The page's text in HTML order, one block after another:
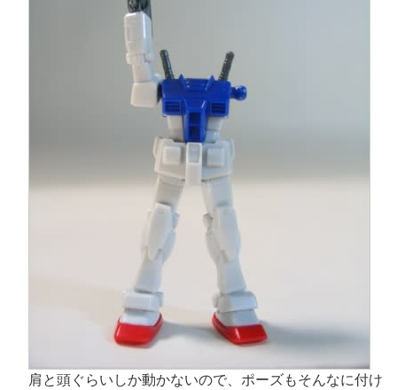
肩と頭ぐらいしか動かないので、ポーズもそんなに付け